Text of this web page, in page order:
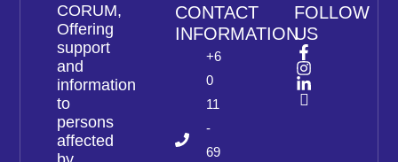
CORUM,
Offering
support
and
information
to
persons
affected
CONTACT
INFORMATION
+6
0
11
-
69
FOLLOW
US